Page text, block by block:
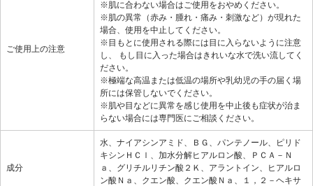
ご使用上の注意
※肌に合わない場合はご使用をおやめください。
※肌の異常（赤み・腫れ・痛み・刺激など）が現れた
場合、使用を中止してください。
※目もとに使用される際には目に入らないように注意
し、 もし目に入った場合はきれいな水で洗い流してく
ださい。
※極端な高温または低温の場所や乳幼児の手の届く場
所には保管しないでください。
※肌や目などに異常を感じ使用を中止後も症状が治ま
らない場合には専門医にご相談ください。
成分
水、ナイアシンアミド、ＢＧ、パンテノール、ピリド
キシンＨＣｌ、加水分解ヒアルロン酸、ＰＣＡ－Ｎ
ａ、グリチルリチン酸２Ｋ、アラントイン、ヒアルロ
ン酸Ｎａ、クエン酸、クエン酸Ｎａ、１，２－ヘキサ